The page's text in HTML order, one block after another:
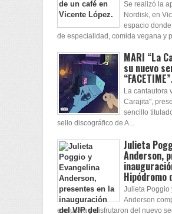
Se realizó la
Nordisk, en
espacio
de especialidad, comida vegana y
MARI “La
su nuevo
La cantautora
Carajita",
sencillo
sello discográfico de A...
Julieta
Anderson,
Hipódromo
Julieta Poggio
Anderson
exclusiva y disfrutaron del nuevo